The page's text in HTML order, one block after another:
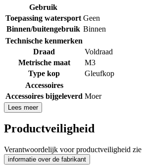
Gebruik
Toepassing watersport Geen
Binnen/buitengebruik Binnen
Technische kenmerken
Draad
Voldraad
Metrische maat
M3
Type kop
Gleufkop
Accessoires
Accessoires bijgeleverd Moer
Lees meer
Productveiligheid
Verantwoordelijk voor productveiligheid zie
informatie over de fabrikant